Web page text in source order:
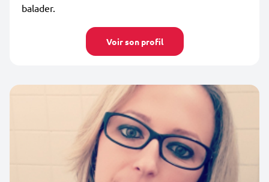
balader.
Voir son profil